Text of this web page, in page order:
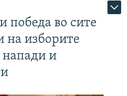
победа во сите
на изборите
напади и